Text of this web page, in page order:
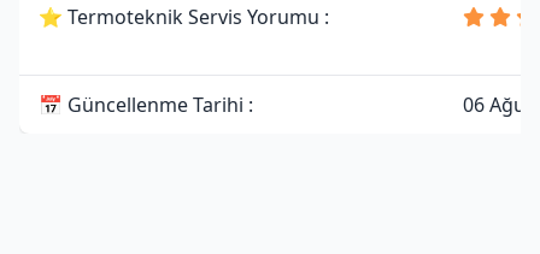
⭐ Termoteknik Servis Yorumu :
📅 Güncellenme Tarihi : 06